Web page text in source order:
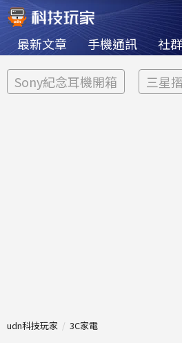
最新文章 手機通訊 社
Sony紀念耳機開箱 三星
udn科技玩家 3C家電